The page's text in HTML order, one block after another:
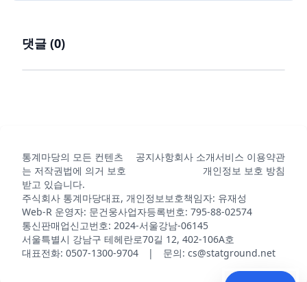
댓글 (0)
통계마당의 모든 컨텐츠
는 저작권법에 의거 보호
받고 있습니다.
공지사항회사 소개서비스 이용약관
개인정보 보호 방침
주식회사 통계마당대표, 개인정보보호책임자: 유재성
Web-R 운영자: 문건웅사업자등록번호: 795-88-02574
통신판매업신고번호: 2024-서울강남-06145
서울특별시 강남구 테헤란로70길 12, 402-106A호
대표전화: 0507-1300-9704 | 문의: cs@statground.net